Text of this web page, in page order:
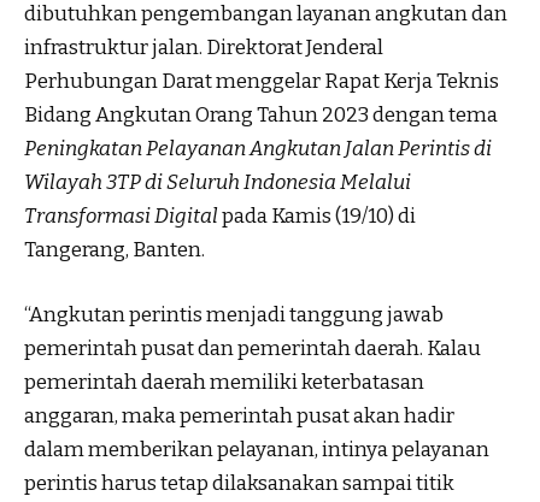
dibutuhkan pengembangan layanan angkutan dan
infrastruktur jalan. Direktorat Jenderal
Perhubungan Darat menggelar Rapat Kerja Teknis
Bidang Angkutan Orang Tahun 2023 dengan tema
Peningkatan Pelayanan Angkutan Jalan Perintis di
Wilayah 3TP di Seluruh Indonesia Melalui
Transformasi Digitalpada Kamis (19/10) di
Tangerang, Banten.
“Angkutan perintis menjadi tanggung jawab
pemerintah pusat dan pemerintah daerah. Kalau
pemerintah daerah memiliki keterbatasan
anggaran, maka pemerintah pusat akan hadir
dalam memberikan pelayanan, intinya pelayanan
perintis harus tetap dilaksanakan sampai titik